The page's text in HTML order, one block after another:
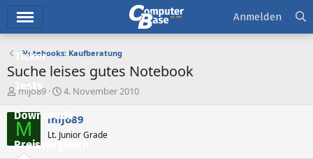
Ticker
Tests
Downloads
Preisvergleich
Anmelden
Notebooks: Kaufberatung
Suche leises gutes Notebook
E
s
t
e
mijo89
E
s
t
e
4. November 2010
M mijo89
Lt. Junior Grade